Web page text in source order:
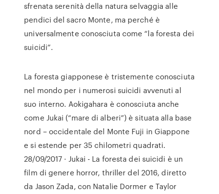
sfrenata serenità della natura selvaggia alle
pendici del sacro Monte, ma perché è
universalmente conosciuta come “la foresta dei
suicidi”.
La foresta giapponese è tristemente conosciuta
nel mondo per i numerosi suicidi avvenuti al
suo interno. Aokigahara è conosciuta anche
come Jukai (“mare di alberi”) è situata alla base
nord – occidentale del Monte Fuji in Giappone
e si estende per 35 chilometri quadrati.
28/09/2017 · Jukai - La foresta dei suicidi è un
film di genere horror, thriller del 2016, diretto
da Jason Zada, con Natalie Dormer e Taylor